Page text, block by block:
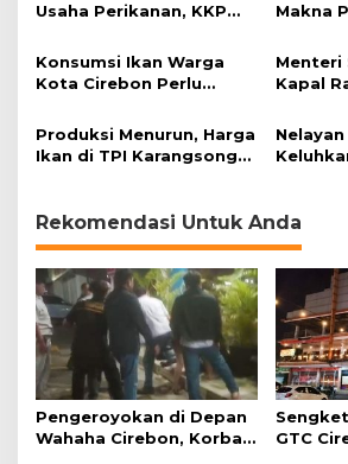
Usaha Perikanan, KKP
dan Pembudidaya Ikan
di Indramayu
Makna
dan
Konsumsi Ikan Warga
Kota Cirebon Perlu
Menteri
Kapal
Produksi Menurun, Harga
Ikan di TPI Karangsong
Rekomendasi Untuk Anda
Pengeroyokan di Depan
Wahaha Cirebon, Korban
GTC